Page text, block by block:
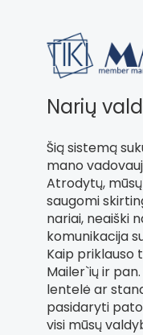
Narių
Šią sistemą
mano
Atrodytų,
saugomi
nariai, neaiški
komunikacija
Kaip priklauso
Mailer`ių ir
lentelė ar
pasidaryti
visi mūsų